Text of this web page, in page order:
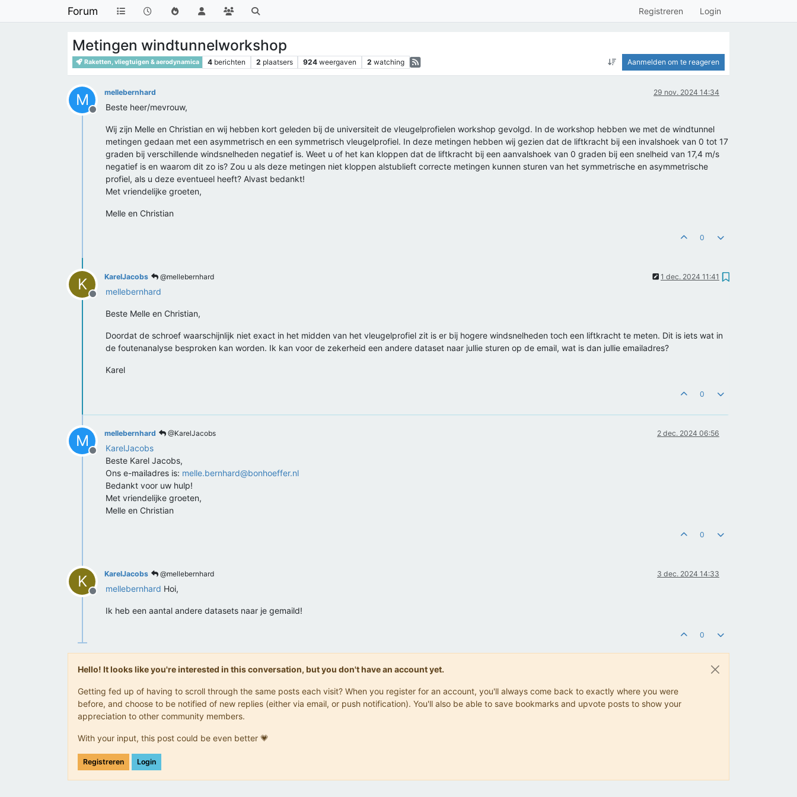
Forum Registreren Login
Metingen windtunnelworkshop
Raketten, vliegtuigen & aerodynamica 4 berichten 2 plaatsers 924 weergaven 2 watching Aanmelden om te reageren
M
Offline
mellebernhard 29 nov. 2024 14:34
Beste heer/mevrouw,
Wij zijn Melle en Christian en wij hebben kort geleden bij de universiteit de vleugelprofielen workshop gevolgd. In de workshop hebben we met de windtunnel
metingen gedaan met een asymmetrisch en een symmetrisch vleugelprofiel. In deze metingen hebben wij gezien dat de liftkracht bij een invalshoek van 0 tot 17
graden bij verschillende windsnelheden negatief is. Weet u of het kan kloppen dat de liftkracht bij een aanvalshoek van 0 graden bij een snelheid van 17,4 m/s
negatief is en waarom dit zo is? Zou u als deze metingen niet kloppen alstublieft correcte metingen kunnen sturen van het symmetrische en asymmetrische
profiel, als u deze eventueel heeft? Alvast bedankt!
Met vriendelijke groeten,
Melle en Christian
0
K
Offline
KarelJacobs @mellebernhard 1 dec. 2024 11:41
mellebernhard
Beste Melle en Christian,
Doordat de schroef waarschijnlijk niet exact in het midden van het vleugelprofiel zit is er bij hogere windsnelheden toch een liftkracht te meten. Dit is iets wat in
de foutenanalyse besproken kan worden. Ik kan voor de zekerheid een andere dataset naar jullie sturen op de email, wat is dan jullie emailadres?
Karel
0
M
Offline
mellebernhard @KarelJacobs 2 dec. 2024 06:56
KarelJacobs
Beste Karel Jacobs,
Ons e-mailadres is: melle.bernhard@bonhoeffer.nl
Bedankt voor uw hulp!
Met vriendelijke groeten,
Melle en Christian
0
K
Offline
KarelJacobs @mellebernhard 3 dec. 2024 14:33
mellebernhard Hoi,
Ik heb een aantal andere datasets naar je gemaild!
0
Hello! It looks like you're interested in this conversation, but you don't have an account yet.
Getting fed up of having to scroll through the same posts each visit? When you register for an account, you'll always come back to exactly where you were
before, and choose to be notified of new replies (either via email, or push notification). You'll also be able to save bookmarks and upvote posts to show your
appreciation to other community members.
With your input, this post could be even better 💗
Registreren Login